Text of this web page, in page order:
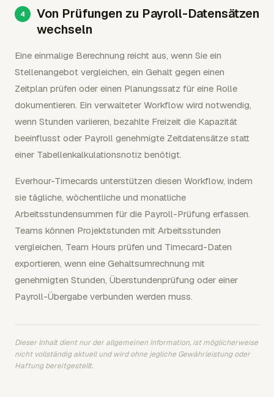
Von Prüfungen zu Payroll-Datensätzen
wechseln
Eine einmalige Berechnung reicht aus, wenn Sie ein
Stellenangebot vergleichen, ein Gehalt gegen einen
Zeitplan prüfen oder einen Planungssatz für eine Rolle
dokumentieren. Ein verwalteter Workflow wird notwendig,
wenn Stunden variieren, bezahlte Freizeit die Kapazität
beeinflusst oder Payroll genehmigte Zeitdatensätze statt
einer Tabellenkalkulationsnotiz benötigt.
Everhour-Timecards unterstützen diesen Workflow, indem
sie tägliche, wöchentliche und monatliche
Arbeitsstundensummen für die Payroll-Prüfung erfassen.
Teams können Projektstunden mit Arbeitsstunden
vergleichen, Team Hours prüfen und Timecard-Daten
exportieren, wenn eine Gehaltsumrechnung mit
genehmigten Stunden, Überstundenprüfung oder einer
Payroll-Übergabe verbunden werden muss.
Dieser Inhalt dient nur der allgemeinen Information, ist möglicherweise
nicht vollständig aktuell und wird ohne jegliche Gewährleistung oder
Haftung bereitgestellt.